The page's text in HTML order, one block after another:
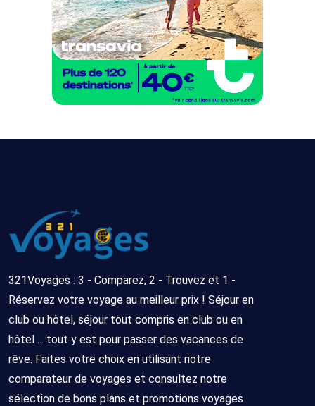
321Voyages : 3 - Comparez, 2 - Trouvez et 1 -
Réservez votre voyage au meilleur prix ! Séjour en
club ou hôtel, séjour tout compris en club ou en
hôtel ... tout y est pour passer des vacances de
rêve. Faites votre choix en utilisant notre
comparateur de voyages et consultez notre
sélection de bons plans et promotions voyages